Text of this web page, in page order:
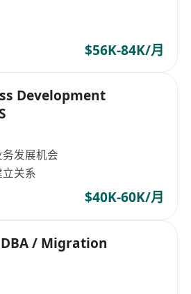
$56K-84K/月
Development
发展机会
关系
$40K-60K/月
/ Migration